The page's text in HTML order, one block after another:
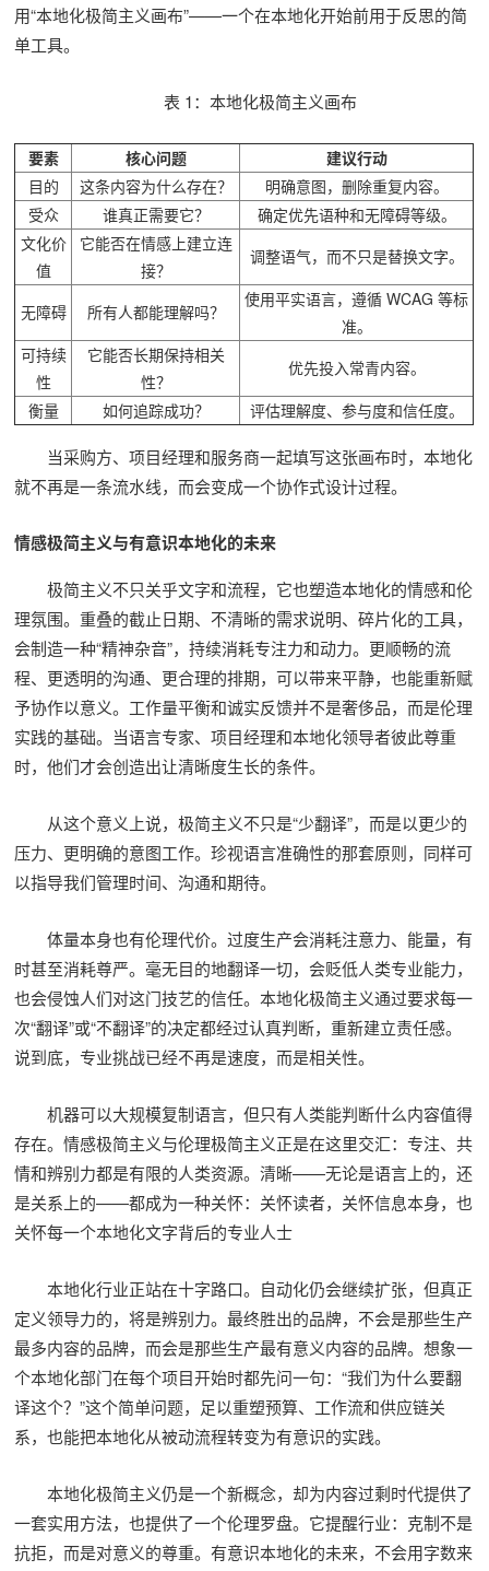
用“本地化极简主义画布”——一个在本地化开始前用于反思的简
单工具。
表 1：本地化极简主义画布
要素 核心问题
建议行动
目的
这条内容为什么存在？
明确意图，删除重复内容。
受众
谁真正需要它？
确定优先语种和无障碍等级。
文化价
值
它能否在情感上建立连
接？
调整语气，而不只是替换文字。
无障碍 所有人都能理解吗？
使用平实语言，遵循 WCAG 等标
准。
可持续
性
它能否长期保持相关
性？
优先投入常青内容。
衡量
如何追踪成功？ 评估理解度、参与度和信任度。
当采购方、项目经理和服务商一起填写这张画布时，本地化
就不再是一条流水线，而会变成一个协作式设计过程。
情感极简主义与有意识本地化的未来
极简主义不只关乎文字和流程，它也塑造本地化的情感和伦
理氛围。重叠的截止日期、不清晰的需求说明、碎片化的工具，
会制造一种“精神杂音”，持续消耗专注力和动力。更顺畅的流
程、更透明的沟通、更合理的排期，可以带来平静，也能重新赋
予协作以意义。工作量平衡和诚实反馈并不是奢侈品，而是伦理
实践的基础。当语言专家、项目经理和本地化领导者彼此尊重
时，他们才会创造出让清晰度生长的条件。
从这个意义上说，极简主义不只是“少翻译”，而是以更少的
压力、更明确的意图工作。珍视语言准确性的那套原则，同样可
以指导我们管理时间、沟通和期待。
体量本身也有伦理代价。过度生产会消耗注意力、能量，有
时甚至消耗尊严。毫无目的地翻译一切，会贬低人类专业能力，
也会侵蚀人们对这门技艺的信任。本地化极简主义通过要求每一
次“翻译”或“不翻译”的决定都经过认真判断，重新建立责任感。
说到底，专业挑战已经不再是速度，而是相关性。
机器可以大规模复制语言，但只有人类能判断什么内容值得
存在。情感极简主义与伦理极简主义正是在这里交汇：专注、共
情和辨别力都是有限的人类资源。清晰——无论是语言上的，还
是关系上的——都成为一种关怀：关怀读者，关怀信息本身，也
关怀每一个本地化文字背后的专业人士
本地化行业正站在十字路口。自动化仍会继续扩张，但真正
定义领导力的，将是辨别力。最终胜出的品牌，不会是那些生产
最多内容的品牌，而会是那些生产最有意义内容的品牌。想象一
个本地化部门在每个项目开始时都先问一句：“我们为什么要翻
译这个？”这个简单问题，足以重塑预算、工作流和供应链关
系，也能把本地化从被动流程转变为有意识的实践。
本地化极简主义仍是一个新概念，却为内容过剩时代提供了
一套实用方法，也提供了一个伦理罗盘。它提醒行业：克制不是
抗拒，而是对意义的尊重。有意识本地化的未来，不会用字数来